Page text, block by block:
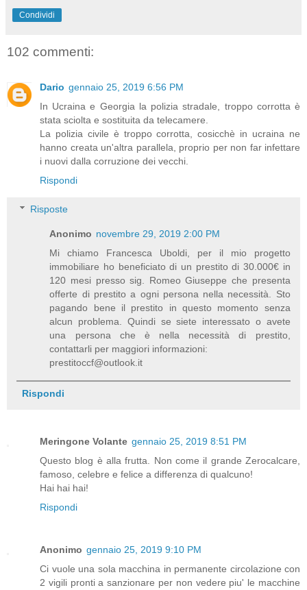
Condividi
102 commenti:
Dario gennaio 25, 2019 6:56 PM
In Ucraina e Georgia la polizia stradale, troppo corrotta è
stata sciolta e sostituita da telecamere.
La polizia civile è troppo corrotta, cosicchè in ucraina ne
hanno creata un'altra parallela, proprio per non far infettare
i nuovi dalla corruzione dei vecchi.
Rispondi
Risposte
Anonimo novembre 29, 2019 2:00 PM
Mi chiamo Francesca Uboldi, per il mio progetto
immobiliare ho beneficiato di un prestito di 30.000€ in
120 mesi presso sig. Romeo Giuseppe che presenta
offerte di prestito a ogni persona nella necessità. Sto
pagando bene il prestito in questo momento senza
alcun problema. Quindi se siete interessato o avete
una persona che è nella necessità di prestito,
contattarli per maggiori informazioni:
prestitoccf@outlook.it
Rispondi
Meringone Volante gennaio 25, 2019 8:51 PM
Questo blog è alla frutta. Non come il grande Zerocalcare,
famoso, celebre e felice a differenza di qualcuno!
Hai hai hai!
Rispondi
Anonimo gennaio 25, 2019 9:10 PM
Ci vuole una sola macchina in permanente circolazione con
2 vigili pronti a sanzionare per non vedere piu' le macchine